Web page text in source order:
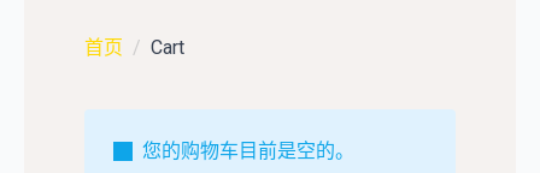
首页 Cart
您的购物车目前是空的。